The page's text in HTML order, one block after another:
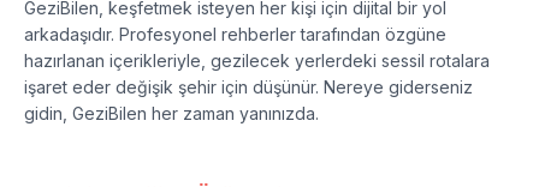
GeziBilen, keşfetmek isteyen her kişi için dijital bir yol
arkadaşıdır. Profesyonel rehberler tarafından özgüne
hazırlanan içerikleriyle, gezilecek yerlerdeki sessil rotalara
işaret eder değişik şehir için düşünür. Nereye giderseniz
gidin, GeziBilen her zaman yanınızda.